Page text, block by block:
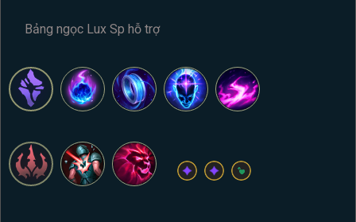
Bảng ngọc Lux Sp hỗ trợ